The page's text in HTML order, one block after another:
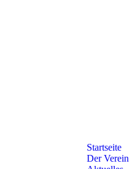
Startseite
Der Verein